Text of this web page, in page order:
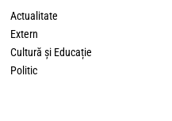
Actualitate
Extern
Cultură și Educație
Politic